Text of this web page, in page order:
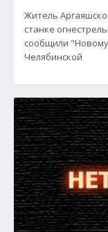
Житель
станке
сообщили
Челябинской